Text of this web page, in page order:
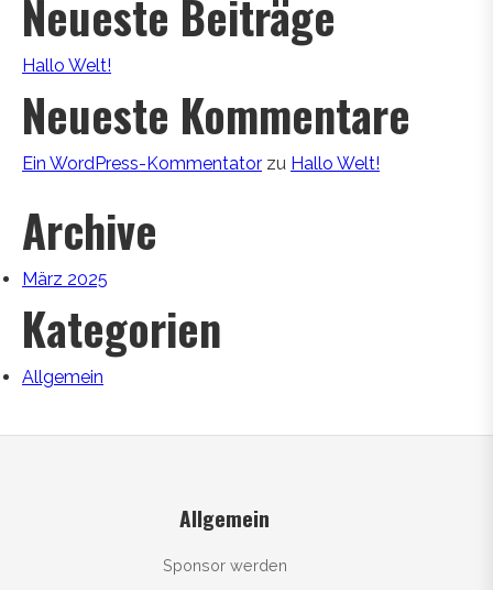
Neueste Beiträge
Hallo Welt!
Neueste Kommentare
Ein WordPress-Kommentator zu Hallo Welt!
Archive
März 2025
Kategorien
Allgemein
Allgemein
Sponsor werden